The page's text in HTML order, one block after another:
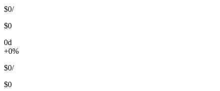
$0/
$0
0d
+0%
$0/
$0